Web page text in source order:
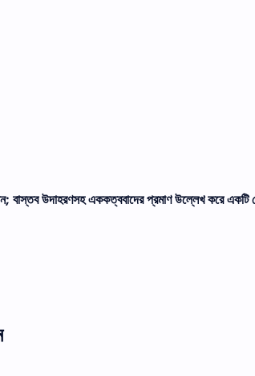
বাস্তব উদাহরণসহ এককত্ববাদের প্রমাণ উল্লেখ করে একটি